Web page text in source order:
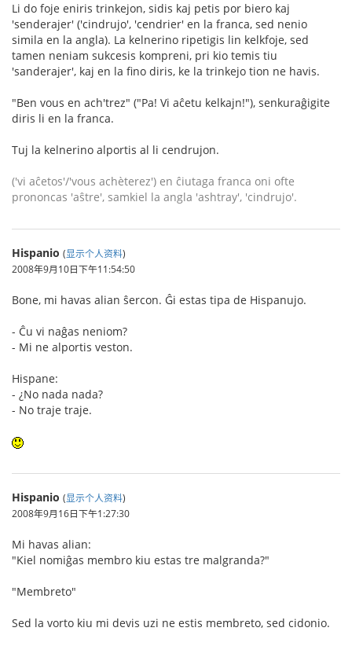
Li do foje eniris trinkejon, sidis kaj petis por biero kaj
'senderajer' ('cindrujo', 'cendrier' en la franca, sed nenio
simila en la angla). La kelnerino ripetigis lin kelkfoje, sed
tamen neniam sukcesis kompreni, pri kio temis tiu
'sanderajer', kaj en la fino diris, ke la trinkejo tion ne havis.
"Ben vous en ach'trez" ("Pa! Vi aĉetu kelkajn!"), senkuraĝigite
diris li en la franca.
Tuj la kelnerino alportis al li cendrujon.
('vi aĉetos'/'vous achèterez') en ĉiutaga franca oni ofte
prononcas 'aŝtre', samkiel la angla 'ashtray', 'cindrujo'.
Hispanio (显示个人资料)
2008年9月10日下午11:54:50
Bone, mi havas alian ŝercon. Ĝi estas tipa de Hispanujo.
- Ĉu vi naĝas neniom?
- Mi ne alportis veston.
Hispane:
- ¿No nada nada?
- No traje traje.
Hispanio (显示个人资料)
2008年9月16日下午1:27:30
Mi havas alian:
"Kiel nomiĝas membro kiu estas tre malgranda?"
"Membreto"
Sed la vorto kiu mi devis uzi ne estis membreto, sed cidonio.